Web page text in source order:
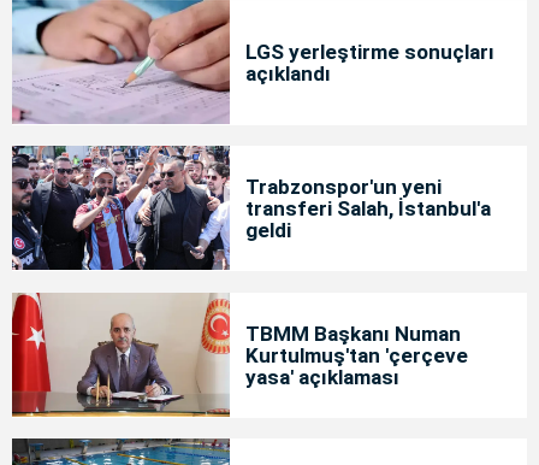
LGS yerleştirme sonuçları
açıklandı
Trabzonspor'un yeni
transferi Salah, İstanbul'a
geldi
TBMM Başkanı Numan
Kurtulmuş'tan 'çerçeve
yasa' açıklaması